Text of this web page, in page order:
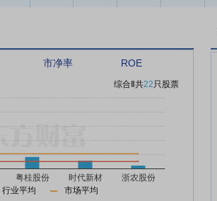
市净率 ROE
综合Ⅱ 共22只股票
行业平均 市场平均